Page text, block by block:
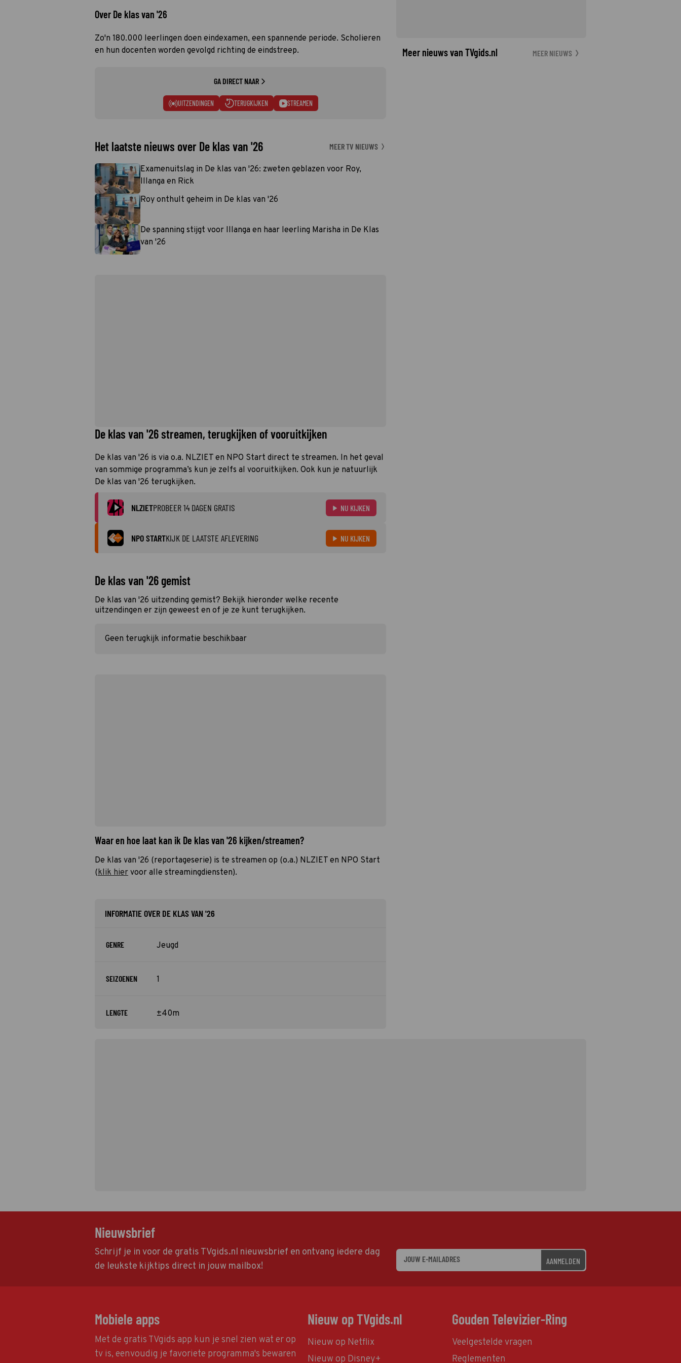
Over De klas van '26
Zo'n 180.000 leerlingen doen eindexamen, een spannende periode. Scholieren
en hun docenten worden gevolgd richting de eindstreep.
GA DIRECT NAAR
UITZENDINGEN TERUGKIJKEN STREAMEN
Het laatste nieuws over De klas van '26 MEER TV NIEUWS
Examenuitslag in De klas van '26: zweten geblazen voor Roy,
Illanga en Rick
Roy onthult geheim in De klas van '26
De spanning stijgt voor Illanga en haar leerling Marisha in De Klas
van '26
De klas van '26 streamen, terugkijken of vooruitkijken
De klas van '26 is via o.a. NLZIET en NPO Start direct te streamen. In het geval
van sommige programma’s kun je zelfs al vooruitkijken. Ook kun je natuurlijk
De klas van '26 terugkijken.
NLZIETPROBEER 14 DAGEN GRATIS NU KIJKEN
NPO STARTKIJK DE LAATSTE AFLEVERING NU KIJKEN
De klas van '26 gemist
De klas van '26 uitzending gemist? Bekijk hieronder welke recente
uitzendingen er zijn geweest en of je ze kunt terugkijken.
Geen terugkijk informatie beschikbaar
Waar en hoe laat kan ik De klas van '26 kijken/streamen?
De klas van '26 (reportageserie) is te streamen op (o.a.) NLZIET en NPO Start
(klik hier voor alle streamingdiensten).
INFORMATIE OVER DE KLAS VAN '26
GENRE Jeugd
SEIZOENEN 1
LENGTE ±40m
Meer nieuws van TVgids.nl MEER NIEUWS
Nieuwsbrief
Schrijf je in voor de gratis TVgids.nl nieuwsbrief en ontvang iedere dag
de leukste kijktips direct in jouw mailbox!
AANMELDEN
Mobiele apps
Met de gratis TVgids app kun je snel zien wat er op
tv is, eenvoudig je favoriete programma's bewaren
Nieuw op TVgids.nl
Nieuw op Netflix
Nieuw op Disney+
Gouden Televizier-Ring
Veelgestelde vragen
Reglementen